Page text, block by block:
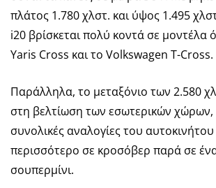
πλάτος 1.780 χλστ. και ύψος 1.495
i20 βρίσκεται πολύ κοντά σε μοντέλα
Yaris Cross και το Volkswagen T-Cross.
Παράλληλα, το μεταξόνιο των 2.580
στη βελτίωση των εσωτερικών χώρων,
συνολικές αναλογίες του
περισσότερο σε κροσόβερ παρά σε
σουπερμίνι.